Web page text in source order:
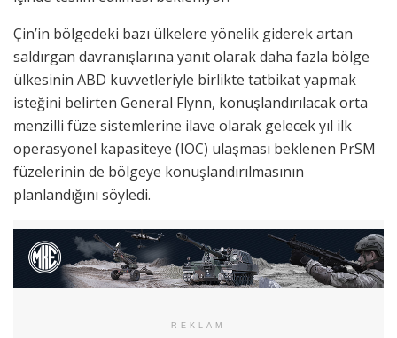
Çin’in bölgedeki bazı ülkelere yönelik giderek artan
saldırgan davranışlarına yanıt olarak daha fazla bölge
ülkesinin ABD kuvvetleriyle birlikte tatbikat yapmak
isteğini belirten General Flynn, konuşlandırılacak orta
menzilli füze sistemlerine ilave olarak gelecek yıl ilk
operasyonel kapasiteye (IOC) ulaşması beklenen PrSM
füzelerinin de bölgeye konuşlandırılmasının
planlandığını söyledi.
REKLAM